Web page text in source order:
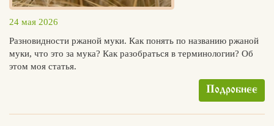
24 мая 2026
Разновидности ржаной муки. Как понять по названию ржаной
муки, что это за мука? Как разобраться в терминологии? Об
этом моя статья.
Подробнее